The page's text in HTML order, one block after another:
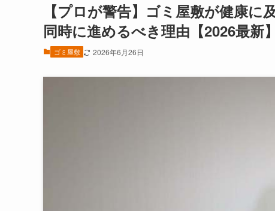
【プロが警告】ゴミ屋敷が健康
同時に進めるべき理由【2026最新】
ゴミ屋敷 2026年6月26日